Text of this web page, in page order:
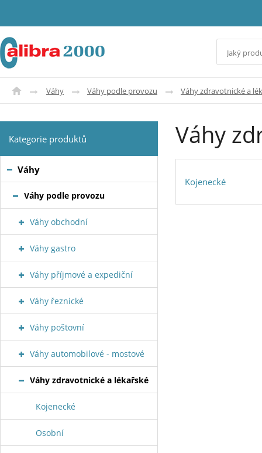
Váhy Váhy podle provozu Váhy zdravotnické a
Váhy
Kojenecké
Kategorie produktů
Váhy
Váhy podle provozu
Váhy obchodní
Váhy gastro
Váhy příjmové a expediční
Váhy řeznické
Váhy poštovní
Váhy automobilové - mostové
Váhy zdravotnické a lékařské
Kojenecké
Osobní